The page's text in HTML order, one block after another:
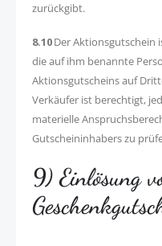
zurückgibt.
8.10Der Aktionsgutschein
die auf ihm benannte
Aktionsgutscheins auf
Verkäufer ist berechtigt,
materielle
Gutscheininhabers zu
9) Einlösung